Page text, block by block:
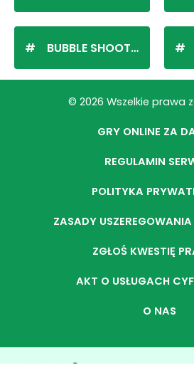
BUBBLE SHOOTER
© 2026 Wszelkie prawa
GRY ONLINE ZA
REGULAMIN
POLITYKA
ZASADY
ZGŁOŚ KWESTIĘ
AKT O USŁUGACH
O NAS